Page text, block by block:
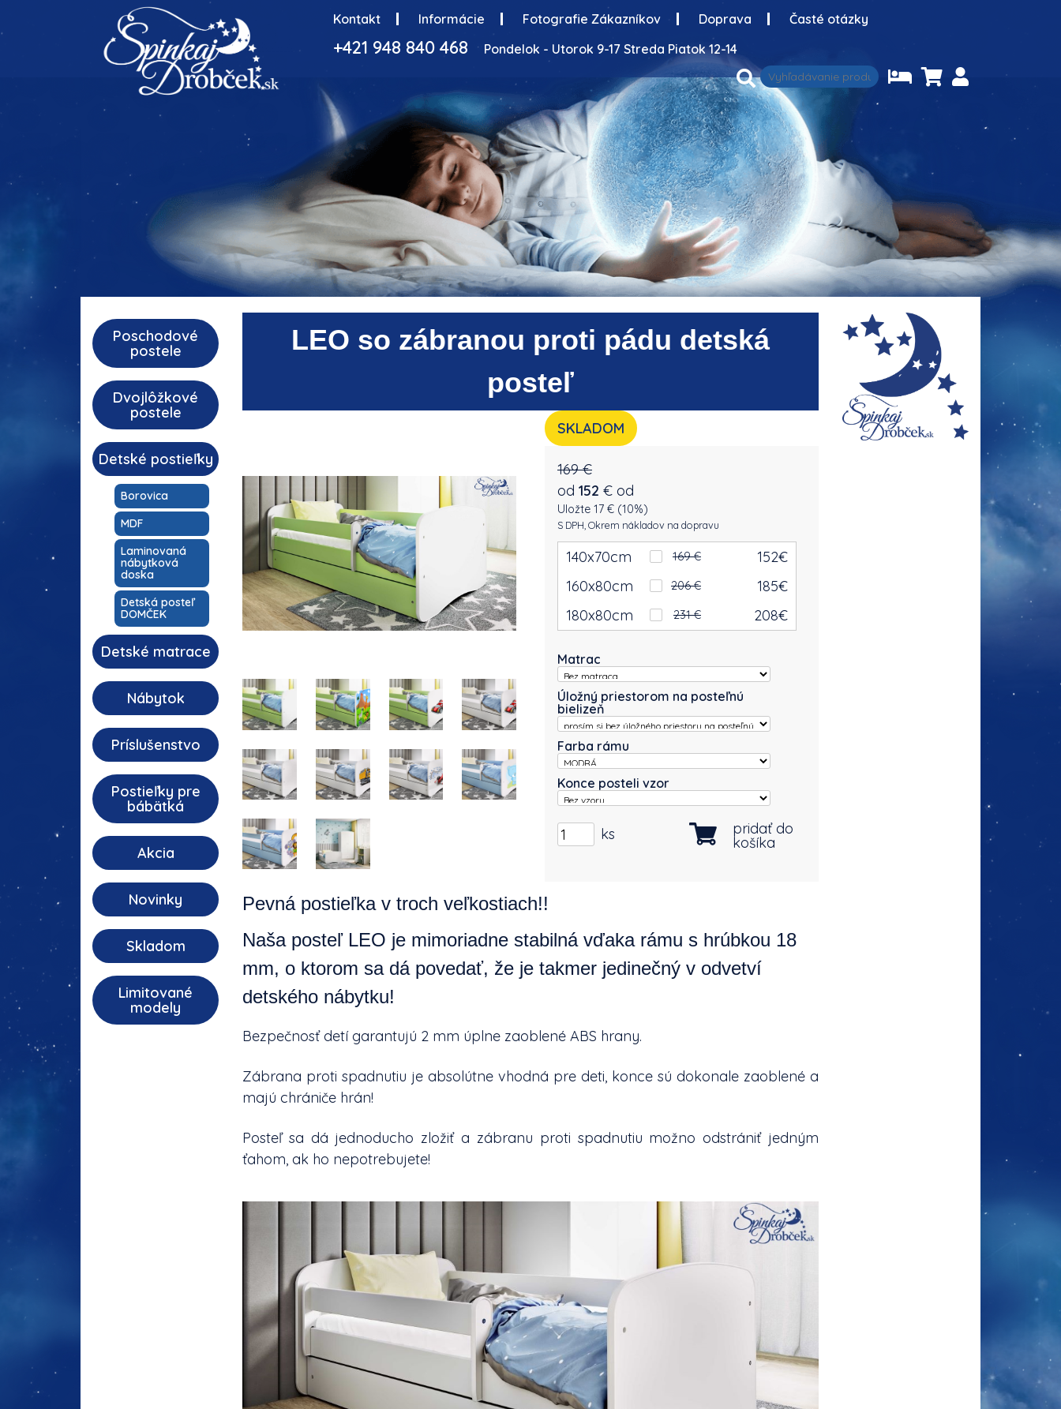
Kontakt Informácie Fotografie Zákazníkov Doprava Časté otázky
+421 948 840 468 Pondelok - Utorok 9-17 Streda Piatok 12-14
Poschodové
postele
Dvojlôžkové
postele
Detské postieľky
Borovica
MDF
Laminovaná
nábytková
doska
Detská posteľ
DOMČEK
Detské matrace
Nábytok
Príslušenstvo
Postieľky pre
bábätká
Akcia
Novinky
Skladom
Limitované
modely
LEO so zábranou proti pádu detská
posteľ
SKLADOM
169 €
od 152 € od
Uložte 17 € (10%)
S DPH, Okrem nákladov na dopravu
140x70cm 169 € 152€
160x80cm
206 € 185€
180x80cm
231 € 208€
ks pridať do
košíka
Matrac
Úložný priestorom na posteľnú
bielizeň
Farba rámu
Konce posteli vzor
Pevná postieľka v troch veľkostiach!!
Naša posteľ LEO je mimoriadne stabilná vďaka rámu s hrúbkou 18
mm, o ktorom sa dá povedať, že je takmer jedinečný v odvetví
detského nábytku!
Bezpečnosť detí garantujú 2 mm úplne zaoblené ABS hrany.
Zábrana proti spadnutiu je absolútne vhodná pre deti, konce sú dokonale zaoblené a
majú chrániče hrán!
Posteľ sa dá jednoducho zložiť a zábranu proti spadnutiu možno odstrániť jedným
ťahom, ak ho nepotrebujete!